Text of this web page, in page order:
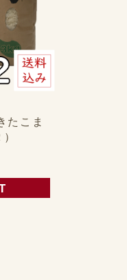
たこま